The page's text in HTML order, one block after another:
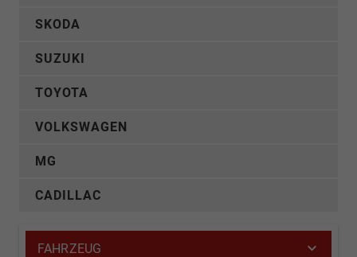
SKODA
SUZUKI
TOYOTA
VOLKSWAGEN
MG
CADILLAC
FAHRZEUG